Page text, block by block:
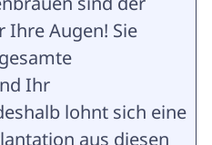
Ihre Augen! Sie
Ihr
lohnt sich eine
aus diesen